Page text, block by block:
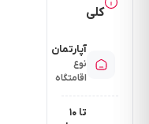
کلی
آپارتمان
نوع
اقامتگاه
تا ۱۰